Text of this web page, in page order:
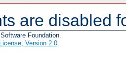
are disabled
Foundation.
Version 2.0.